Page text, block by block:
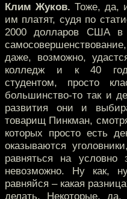
Клим Жуков. Тоже, да,
им платят, судя по
2000 долларов США в
даже, возможно,
колледж и к 40
студентом, просто
большинство-то так и
развития они и
товарищ Пинкман,
которых просто есть
оказываются
равняться на условно
невозможно. Ну как,
равняйся – какая
делать. Некоторые,